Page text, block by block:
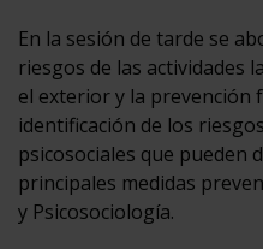
En la sesión de tarde se
riesgos de las actividades
el exterior y la prevención
identificación de los
psicosociales que pueden
principales medidas
y Psicosociología.